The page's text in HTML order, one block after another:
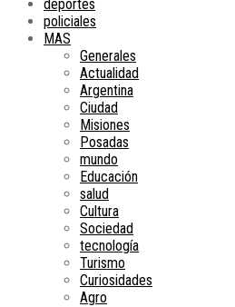
deportes
policiales
MAS
Generales
Actualidad
Argentina
Ciudad
Misiones
Posadas
mundo
Educación
salud
Cultura
Sociedad
tecnología
Turismo
Curiosidades
Agro